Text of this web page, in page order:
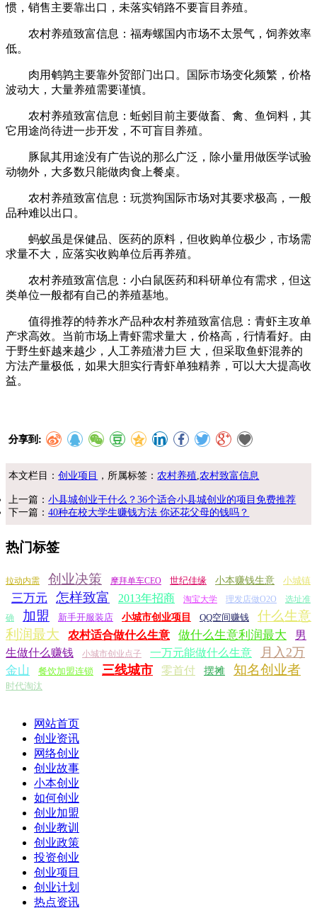
惯，销售主要靠出口，未落实销路不要盲目养殖。
农村养殖致富信息：福寿螺国内市场不太景气，饲养效率
低。
肉用鹌鹑主要靠外贸部门出口。国际市场变化频繁，价格
波动大，大量养殖需要谨慎。
农村养殖致富信息：蚯蚓目前主要做畜、禽、鱼饲料，其
它用途尚待进一步开发，不可盲目养殖。
豚鼠其用途没有广告说的那么广泛，除小量用做医学试验
动物外，大多数只能做肉食上餐桌。
农村养殖致富信息：玩赏狗国际市场对其要求极高，一般
品种难以出口。
蚂蚁虽是保健品、医药的原料，但收购单位极少，市场需
求量不大，应落实收购单位后再养殖。
农村养殖致富信息：小白鼠医药和科研单位有需求，但这
类单位一般都有自己的养殖基地。
值得推荐的特养水产品种农村养殖致富信息：青虾主攻单
产求高效。当前市场上青虾需求量大，价格高，行情看好。由
于野生虾越来越少，人工养殖潜力巨 大，但采取鱼虾混养的
方法产量极低，如果大胆实行青虾单独精养，可以大大提高收
益。
分享到:
本文栏目：创业项目 ，所属标签： 农村养殖 农村致富信息
上一篇：小县城创业干什么？36个适合小县城创业的项目免费推荐
下一篇：40种在校大学生赚钱方法 你还花父母的钱吗？
热门标签
拉动内需 创业决策 摩拜单车CEO 世纪佳缘 小本赚钱生意 小城镇
三万元 怎样致富 2013年招商 淘宝大学 理发店做O2O
选址准
确
加盟 新手开服装店 小城市创业项目 QQ空间赚钱
什么生意
利润最大
农村适合做什么生意 做什么生意利润最大
男
生做什么赚钱
小城市创业点子 一万元能做什么生意 月入2万
金山 餐饮加盟连锁 三线城市 零首付 摆摊 知名创业者
时代淘汰
网站首页
创业资讯
网络创业
创业故事
小本创业
如何创业
创业加盟
创业教训
创业政策
投资创业
创业项目
创业计划
热点资讯